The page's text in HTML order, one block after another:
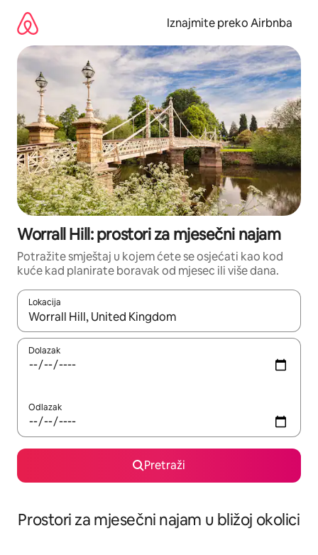
sadržaj
Iznajmite preko Airbnba
Worrall Hill: prostori za mjesečni najam
Potražite smještaj u kojem ćete se osjećati kao kod
kuće kad planirate boravak od mjesec ili više dana.
Lokacija
Kada budu dostupni rezultati, moći ćete ih pregledati
Dolazak
Odlazak
Pretraži
Prostori za mjesečni najam u bližoj okolici